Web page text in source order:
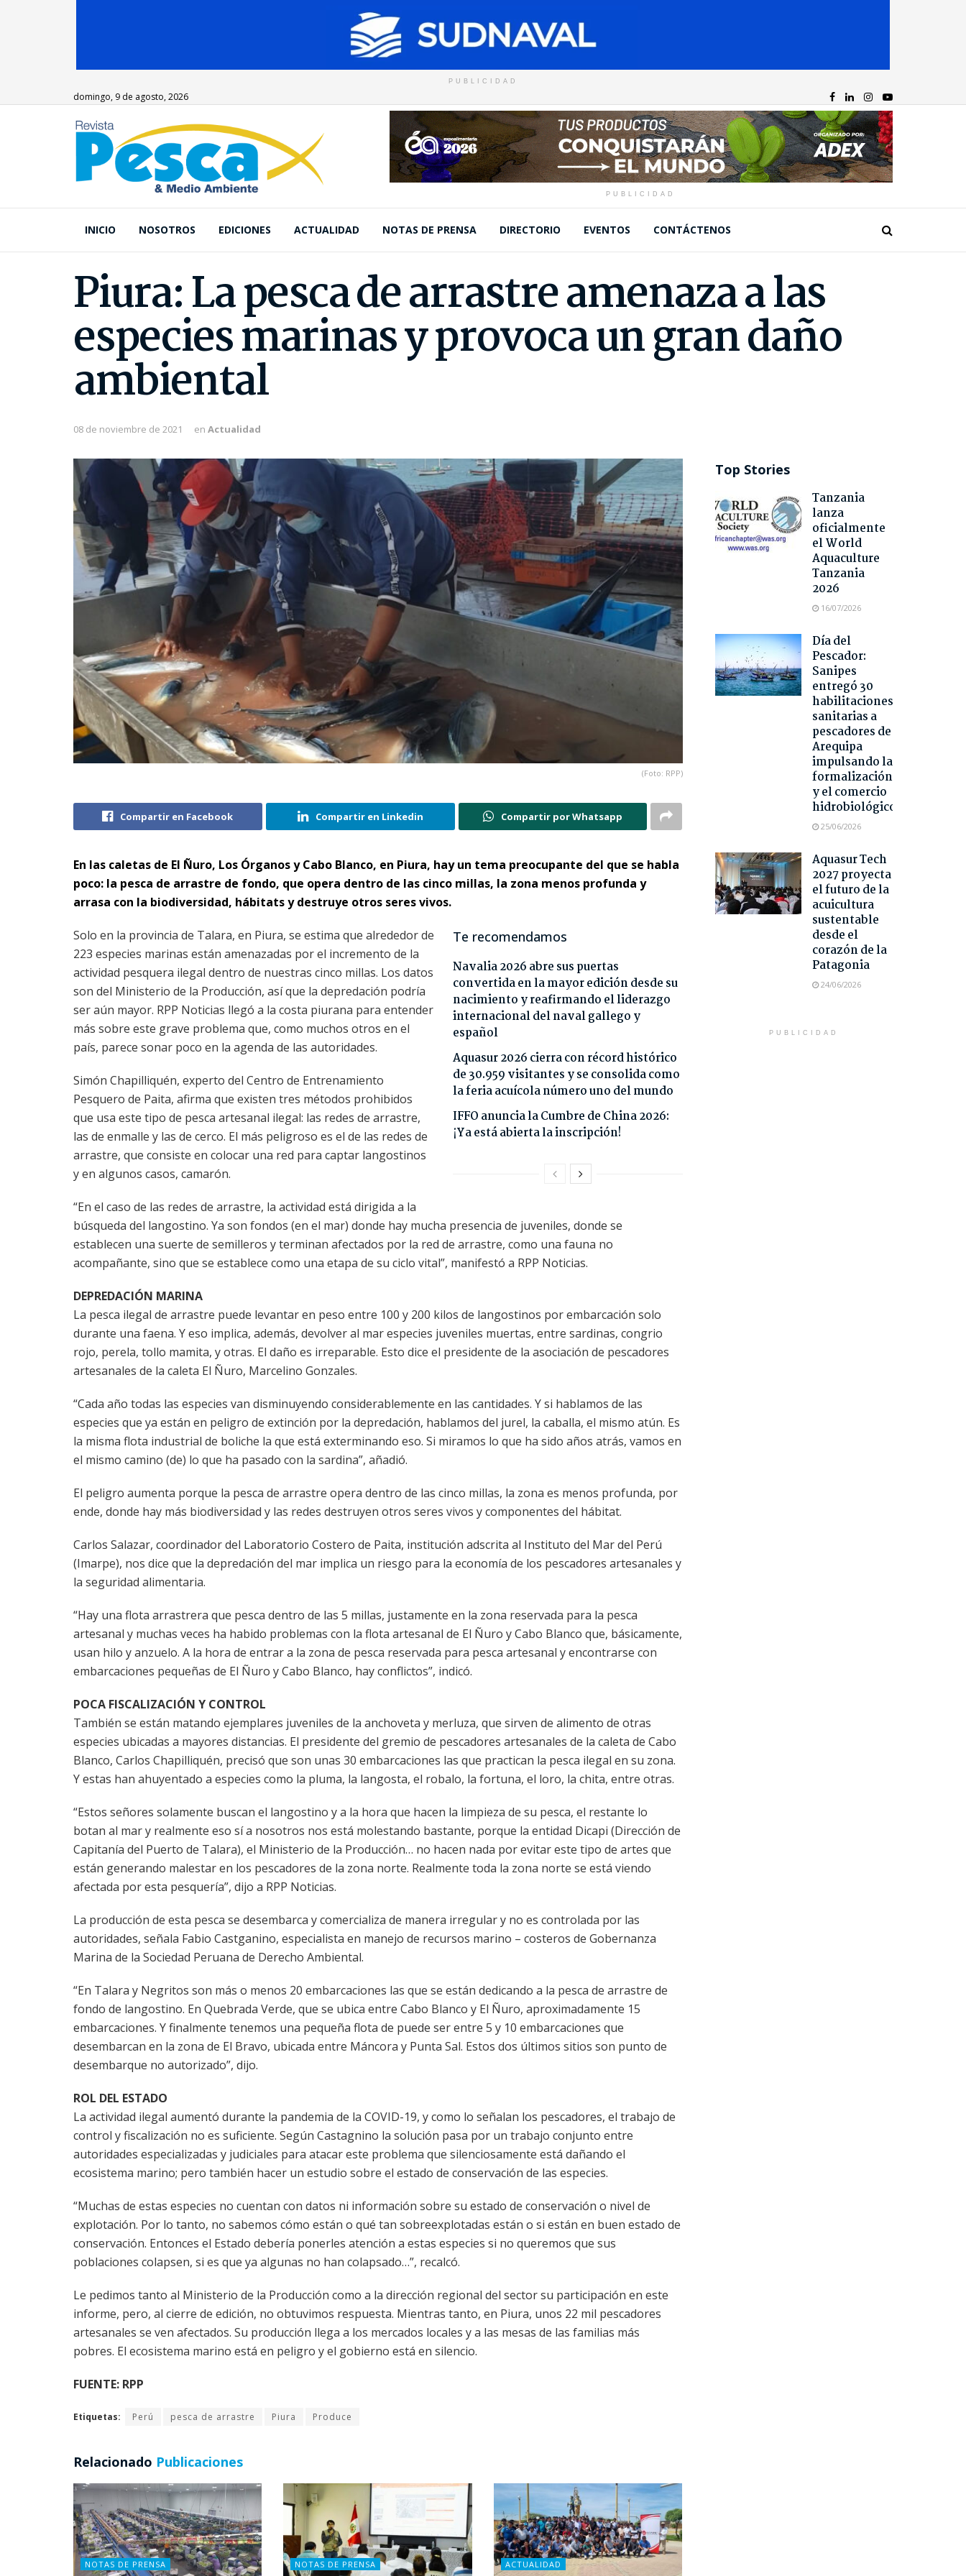
PUBLICIDAD
domingo, 9 de agosto, 2026
PUBLICIDAD
INICIO NOSOTROS EDICIONES ACTUALIDAD NOTAS DE PRENSA DIRECTORIO EVENTOS CONTÁCTENOS
Piura: La pesca de arrastre amenaza a las
especies marinas y provoca un gran daño
ambiental
08 de noviembre de 2021 en Actualidad
(Foto: RPP)
Compartir en Facebook Compartir en Linkedin Compartir por Whatsapp
En las caletas de El Ñuro, Los Órganos y Cabo Blanco, en Piura, hay un tema preocupante del que se habla
poco: la pesca de arrastre de fondo, que opera dentro de las cinco millas, la zona menos profunda y
arrasa con la biodiversidad, hábitats y destruye otros seres vivos.
Te recomendamos
Navalia 2026 abre sus puertas
convertida en la mayor edición desde su
nacimiento y reafirmando el liderazgo
internacional del naval gallego y
español
Aquasur 2026 cierra con récord histórico
de 30.959 visitantes y se consolida como
la feria acuícola número uno del mundo
IFFO anuncia la Cumbre de China 2026:
¡Ya está abierta la inscripción!
Solo en la provincia de Talara, en Piura, se estima que alrededor de
223 especies marinas están amenazadas por el incremento de la
actividad pesquera ilegal dentro de nuestras cinco millas. Los datos
son del Ministerio de la Producción, así que la depredación podría
ser aún mayor. RPP Noticias llegó a la costa piurana para entender
más sobre este grave problema que, como muchos otros en el
país, parece sonar poco en la agenda de las autoridades.
Simón Chapilliquén, experto del Centro de Entrenamiento
Pesquero de Paita, afirma que existen tres métodos prohibidos
que usa este tipo de pesca artesanal ilegal: las redes de arrastre,
las de enmalle y las de cerco. El más peligroso es el de las redes de
arrastre, que consiste en colocar una red para captar langostinos
y en algunos casos, camarón.
“En el caso de las redes de arrastre, la actividad está dirigida a la
búsqueda del langostino. Ya son fondos (en el mar) donde hay mucha presencia de juveniles, donde se
establecen una suerte de semilleros y terminan afectados por la red de arrastre, como una fauna no
acompañante, sino que se establece como una etapa de su ciclo vital”, manifestó a RPP Noticias.
DEPREDACIÓN MARINA
La pesca ilegal de arrastre puede levantar en peso entre 100 y 200 kilos de langostinos por embarcación solo
durante una faena. Y eso implica, además, devolver al mar especies juveniles muertas, entre sardinas, congrio
rojo, perela, tollo mamita, y otras. El daño es irreparable. Esto dice el presidente de la asociación de pescadores
artesanales de la caleta El Ñuro, Marcelino Gonzales.
“Cada año todas las especies van disminuyendo considerablemente en las cantidades. Y si hablamos de las
especies que ya están en peligro de extinción por la depredación, hablamos del jurel, la caballa, el mismo atún. Es
la misma flota industrial de boliche la que está exterminando eso. Si miramos lo que ha sido años atrás, vamos en
el mismo camino (de) lo que ha pasado con la sardina”, añadió.
El peligro aumenta porque la pesca de arrastre opera dentro de las cinco millas, la zona es menos profunda, por
ende, donde hay más biodiversidad y las redes destruyen otros seres vivos y componentes del hábitat.
Carlos Salazar, coordinador del Laboratorio Costero de Paita, institución adscrita al Instituto del Mar del Perú
(Imarpe), nos dice que la depredación del mar implica un riesgo para la economía de los pescadores artesanales y
la seguridad alimentaria.
“Hay una flota arrastrera que pesca dentro de las 5 millas, justamente en la zona reservada para la pesca
artesanal y muchas veces ha habido problemas con la flota artesanal de El Ñuro y Cabo Blanco que, básicamente,
usan hilo y anzuelo. A la hora de entrar a la zona de pesca reservada para pesca artesanal y encontrarse con
embarcaciones pequeñas de El Ñuro y Cabo Blanco, hay conflictos”, indicó.
POCA FISCALIZACIÓN Y CONTROL
También se están matando ejemplares juveniles de la anchoveta y merluza, que sirven de alimento de otras
especies ubicadas a mayores distancias. El presidente del gremio de pescadores artesanales de la caleta de Cabo
Blanco, Carlos Chapilliquén, precisó que son unas 30 embarcaciones las que practican la pesca ilegal en su zona.
Y estas han ahuyentado a especies como la pluma, la langosta, el robalo, la fortuna, el loro, la chita, entre otras.
“Estos señores solamente buscan el langostino y a la hora que hacen la limpieza de su pesca, el restante lo
botan al mar y realmente eso sí a nosotros nos está molestando bastante, porque la entidad Dicapi (Dirección de
Capitanía del Puerto de Talara), el Ministerio de la Producción… no hacen nada por evitar este tipo de artes que
están generando malestar en los pescadores de la zona norte. Realmente toda la zona norte se está viendo
afectada por esta pesquería”, dijo a RPP Noticias.
La producción de esta pesca se desembarca y comercializa de manera irregular y no es controlada por las
autoridades, señala Fabio Castganino, especialista en manejo de recursos marino – costeros de Gobernanza
Marina de la Sociedad Peruana de Derecho Ambiental.
“En Talara y Negritos son más o menos 20 embarcaciones las que se están dedicando a la pesca de arrastre de
fondo de langostino. En Quebrada Verde, que se ubica entre Cabo Blanco y El Ñuro, aproximadamente 15
embarcaciones. Y finalmente tenemos una pequeña flota de puede ser entre 5 y 10 embarcaciones que
desembarcan en la zona de El Bravo, ubicada entre Máncora y Punta Sal. Estos dos últimos sitios son punto de
desembarque no autorizado”, dijo.
ROL DEL ESTADO
La actividad ilegal aumentó durante la pandemia de la COVID-19, y como lo señalan los pescadores, el trabajo de
control y fiscalización no es suficiente. Según Castagnino la solución pasa por un trabajo conjunto entre
autoridades especializadas y judiciales para atacar este problema que silenciosamente está dañando el
ecosistema marino; pero también hacer un estudio sobre el estado de conservación de las especies.
“Muchas de estas especies no cuentan con datos ni información sobre su estado de conservación o nivel de
explotación. Por lo tanto, no sabemos cómo están o qué tan sobreexplotadas están o si están en buen estado de
conservación. Entonces el Estado debería ponerles atención a estas especies si no queremos que sus
poblaciones colapsen, si es que ya algunas no han colapsado…”, recalcó.
Le pedimos tanto al Ministerio de la Producción como a la dirección regional del sector su participación en este
informe, pero, al cierre de edición, no obtuvimos respuesta. Mientras tanto, en Piura, unos 22 mil pescadores
artesanales se ven afectados. Su producción llega a los mercados locales y a las mesas de las familias más
pobres. El ecosistema marino está en peligro y el gobierno está en silencio.
FUENTE: RPP
Etiquetas: Perú pesca de arrastre Piura Produce
Relacionado Publicaciones
NOTAS DE PRENSA NOTAS DE PRENSA ACTUALIDAD
Top Stories
Tanzania
lanza
oficialmente
el World
Aquaculture
Tanzania
2026
16/07/2026
Día del
Pescador:
Sanipes
entregó 30
habilitaciones
sanitarias a
pescadores de
Arequipa
impulsando la
formalización
y el comercio
hidrobiológico
25/06/2026
Aquasur Tech
2027 proyecta
el futuro de la
acuicultura
sustentable
desde el
corazón de la
Patagonia
24/06/2026
PUBLICIDAD